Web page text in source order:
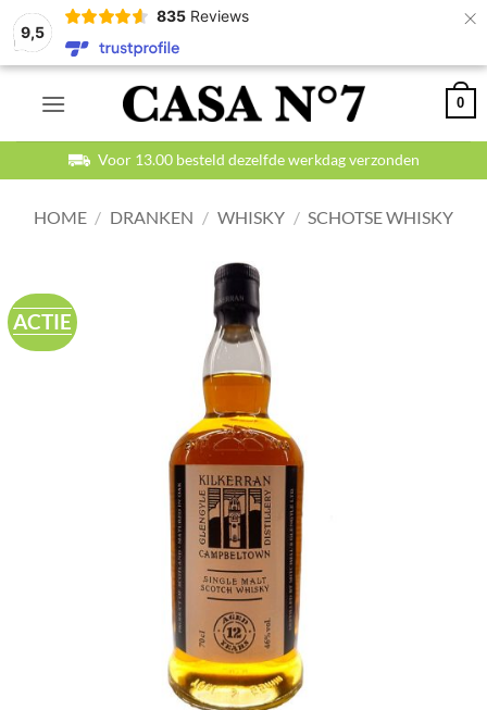
9,5
835 Reviews ×
Ga
0
Voor 13.00 besteld dezelfde werkdag verzonden
HOME / DRANKEN / WHISKY / SCHOTSE WHISKY
ACTIE